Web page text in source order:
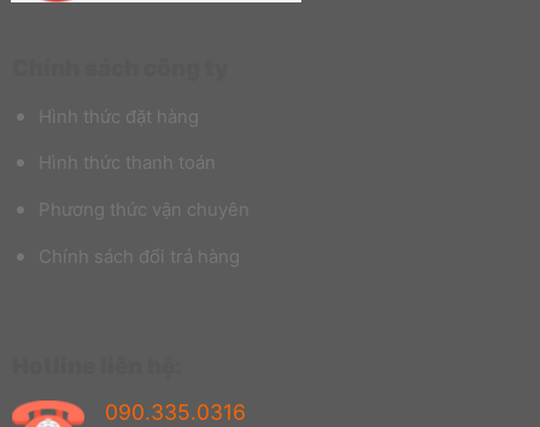
Hình thức đặt hàng
Hình thức thanh toán
Phương thức vận chuyên
Chính sách đổi trả hàng
090.335.0316